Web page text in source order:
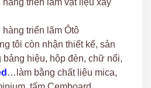
triển lãm Ôtô
tôi còn nhận thiết kế, sản
hiệu, hộp đèn, chữ nổi,
…làm bằng chất liệu mica,